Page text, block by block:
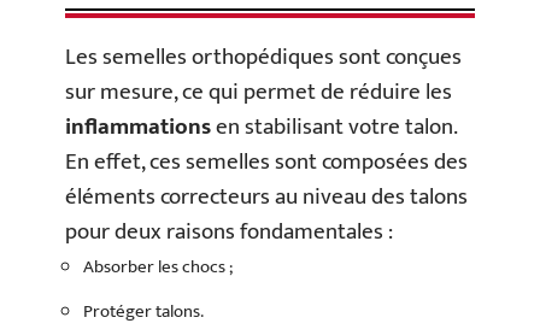
Les semelles orthopédiques sont conçues
sur mesure, ce qui permet de réduire les
inflammationsen stabilisant votre talon.
En effet, ces semelles sont composées des
éléments correcteurs au niveau des talons
pour deux raisons fondamentales :
Absorber les chocs ;
Protéger talons.